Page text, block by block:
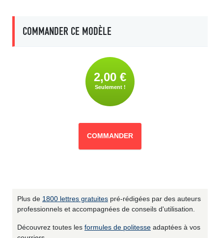
COMMANDER CE MODÈLE
2,00 €
Seulement !
COMMANDER
Plus de 1800 lettres gratuites pré-rédigées par des auteurs
professionnels et accompagnées de conseils d'utilisation.
Découvrez toutes les formules de politesse adaptées à vos